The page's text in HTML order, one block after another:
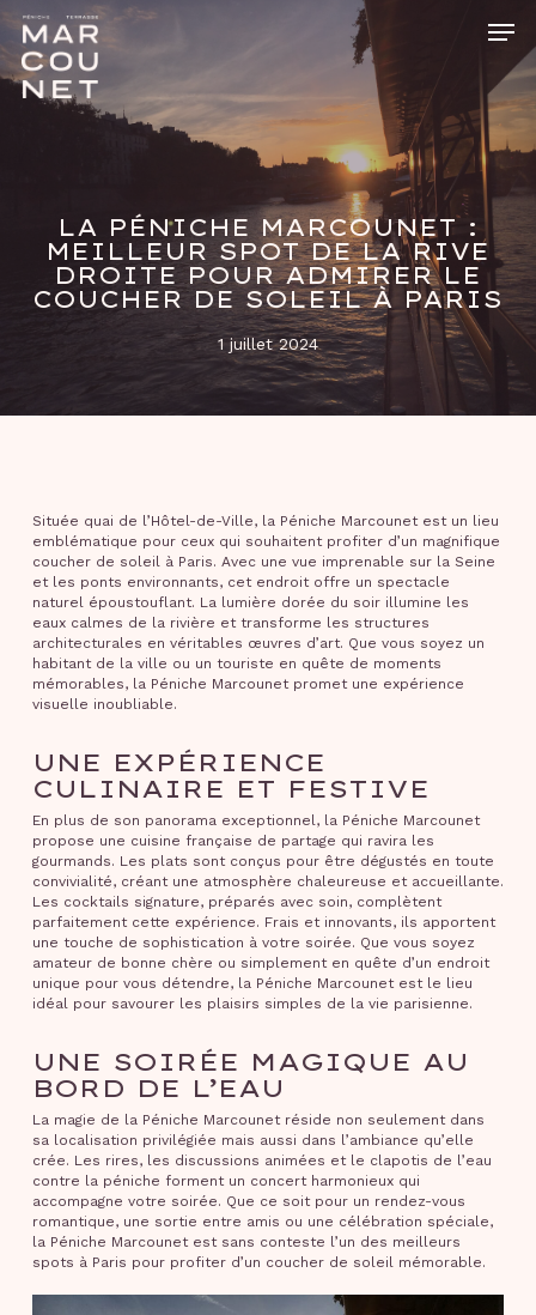
main
content
LA PÉNICHE MARCOUNET :
MEILLEUR SPOT DE LA RIVE
DROITE POUR ADMIRER LE
COUCHER DE SOLEIL À PARIS
1 juillet 2024
Située quai de l’Hôtel-de-Ville, la Péniche Marcounet est un lieu
emblématique pour ceux qui souhaitent profiter d’un magnifique
coucher de soleil à Paris. Avec une vue imprenable sur la Seine
et les ponts environnants, cet endroit offre un spectacle
naturel époustouflant. La lumière dorée du soir illumine les
eaux calmes de la rivière et transforme les structures
architecturales en véritables œuvres d’art. Que vous soyez un
habitant de la ville ou un touriste en quête de moments
mémorables, la Péniche Marcounet promet une expérience
visuelle inoubliable.
UNE EXPÉRIENCE
CULINAIRE ET FESTIVE
En plus de son panorama exceptionnel, la Péniche Marcounet
propose une cuisine française de partage qui ravira les
gourmands. Les plats sont conçus pour être dégustés en toute
convivialité, créant une atmosphère chaleureuse et accueillante.
Les cocktails signature, préparés avec soin, complètent
parfaitement cette expérience. Frais et innovants, ils apportent
une touche de sophistication à votre soirée. Que vous soyez
amateur de bonne chère ou simplement en quête d’un endroit
unique pour vous détendre, la Péniche Marcounet est le lieu
idéal pour savourer les plaisirs simples de la vie parisienne.
UNE SOIRÉE MAGIQUE AU
BORD DE L’EAU
La magie de la Péniche Marcounet réside non seulement dans
sa localisation privilégiée mais aussi dans l’ambiance qu’elle
crée. Les rires, les discussions animées et le clapotis de l’eau
contre la péniche forment un concert harmonieux qui
accompagne votre soirée. Que ce soit pour un rendez-vous
romantique, une sortie entre amis ou une célébration spéciale,
la Péniche Marcounet est sans conteste l’un des meilleurs
spots à Paris pour profiter d’un coucher de soleil mémorable.
Close
Menu